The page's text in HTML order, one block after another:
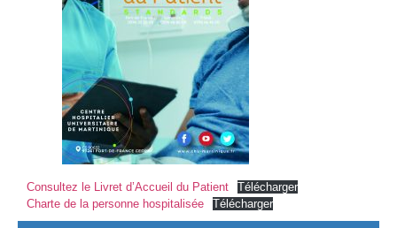
Consultez le Livret d’Accueil du Patient
Télécharger
Charte de la personne hospitalisée
Télécharger